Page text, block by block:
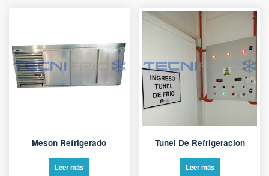
Meson Refrigerado
Leer más
Tunel De Refrigeracion
Leer más